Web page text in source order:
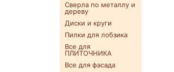
Сверла по металлу и
дереву
Диски и круги
Пилки для лобзика
Все для
ПЛИТОЧНИКА
Все для фасада